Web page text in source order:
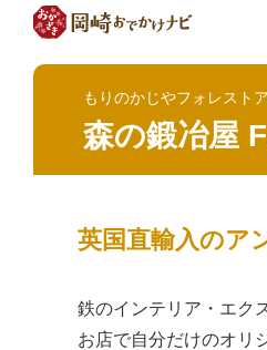
もりのかじやフォレスト
森の鍛冶屋
英国直輸入のア
鉄のインテリア・エク
お店で自分だけのオリ